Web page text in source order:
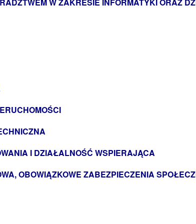
I DZIAŁALNOŚĆ WSPIERAJĄCA
OBOWIĄZKOWE ZABEZPIECZENIA